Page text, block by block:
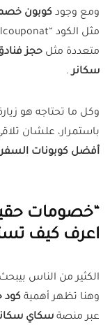
ومع وجود كوبون
متعددة مثل حجز
سكانر.
وكل ما تحتاجه هو
باستمرار، علشان
أفضل كوبونات
“خصومات
اعرف كيف
الكثير من الناس
وهنا تظهر أهمية كود
عبر منصة سكاي